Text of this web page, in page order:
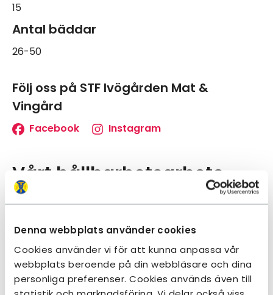
Denna webbplats använder cookies
Cookies använder vi för att kunna anpassa vår
webbplats beroende på din webbläsare och dina
personliga preferenser. Cookies används även till
15
Antal bäddar
26-50
Följ oss på STF Ivögården Mat &
Vingård
Facebook Instagram
Vårt hållbarhetsarbete
Hållbarhetslöftet
Boendet har avgettSTF:s Hållbarhetslöfte
om att arbeta hållbart i den dagliga driften
samt tipsa om hur du som gäst kan bidra i
arbetet.